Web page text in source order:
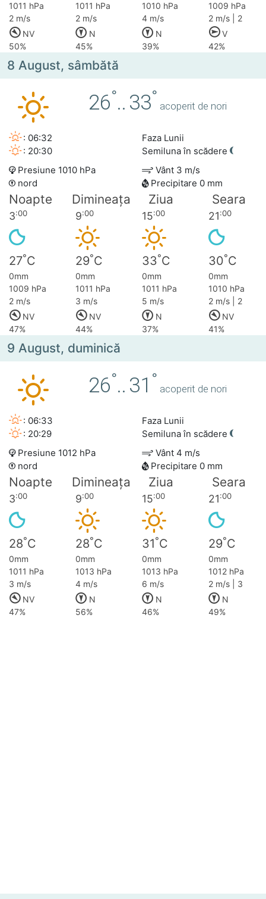
1011 hPa
1011 hPa 1010 hPa
1009 hPa
2 m/s
2 m/s 4 m/s
2 m/s | 2
NV
N N
V
50%
45% 39% 42%
8 August, sâmbătă
26°.. 33°
acoperit de nori
: 06:32
: 20:30
Faza Lunii
Semiluna în scădere
Presiune 1010 hPa
Vânt 3 m/s
nord
Precipitare 0 mm
Noapte Dimineața Ziua Seara
3:00 9:00 15:00 21:00
27°C 29°C 33°C 30°C
0mm 0mm 0mm
0mm
1009 hPa
1011 hPa 1011 hPa
1010 hPa
2 m/s
3 m/s 5 m/s
2 m/s | 2
NV
NV N
NV
47%
44% 37% 41%
9 August, duminică
26°.. 31 °
acoperit de nori
: 06:33
: 20:29
Faza Lunii
Semiluna în scădere
Presiune 1012 hPa
Vânt 4 m/s
nord
Precipitare 0 mm
Noapte Dimineața Ziua Seara
3:00 9:00 15:00 21:00
28°C 28°C 31°C 29°C
0mm 0mm 0mm
0mm
1011 hPa
1013 hPa 1013 hPa
1012 hPa
3 m/s
4 m/s 6 m/s
2 m/s | 3
NV
N N
N
47%
56% 46% 49%